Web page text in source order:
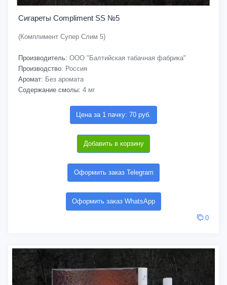
Сигареты Compliment SS №5
(Комплимент Супер Слим 5)
Производитель: ООО "Балтийская табачная фабрика"
Производство: Россия
Аромат: Без аромата
Содержание смолы: 4 мг
Цена за 1 пачку: 70 руб.
Добавить в корзину
Оформить заказ Telegram
Оформить заказ WhatsApp
0